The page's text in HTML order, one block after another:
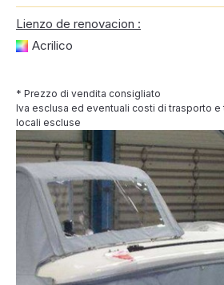
Lienzo de renovacion :
Acrilico
* Prezzo di vendita consigliato
Iva esclusa ed eventuali costi di trasporto e
locali escluse